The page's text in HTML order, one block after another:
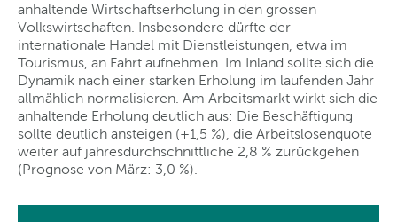
anhaltende Wirtschaftserholung in den grossen
Volkswirtschaften. Insbesondere dürfte der
internationale Handel mit Dienstleistungen, etwa im
Tourismus, an Fahrt aufnehmen. Im Inland sollte sich die
Dynamik nach einer starken Erholung im laufenden Jahr
allmählich normalisieren. Am Arbeitsmarkt wirkt sich die
anhaltende Erholung deutlich aus: Die Beschäftigung
sollte deutlich ansteigen (+1,5 %), die Arbeitslosenquote
weiter auf jahresdurchschnittliche 2,8 % zurückgehen
(Prognose von März: 3,0 %).